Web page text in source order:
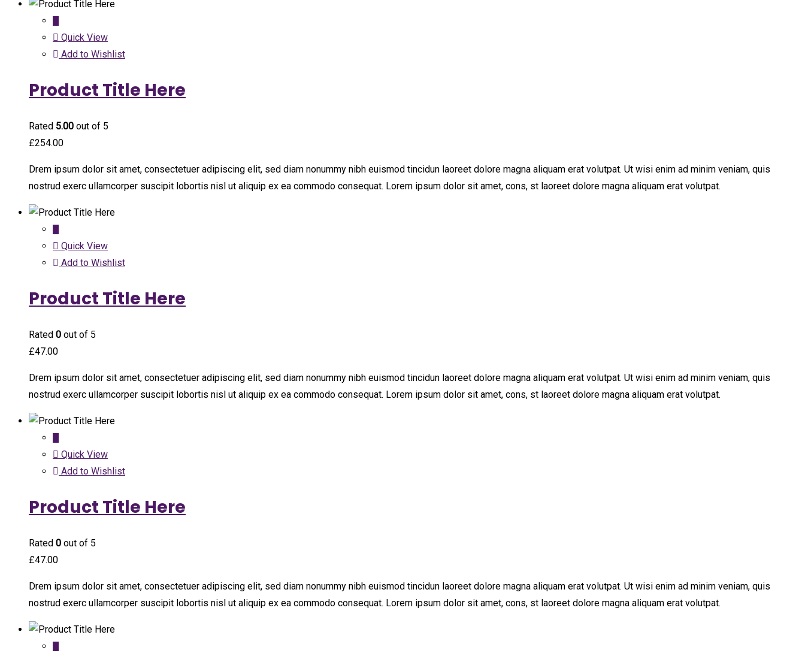
Quick View
Add to Wishlist
Product Title Here
Rated 5.00 out of 5
£254.00
Drem ipsum dolor sit amet, consectetuer adipiscing elit, sed diam nonummy nibh euismod tincidun laoreet dolore magna aliquam erat volutpat. Ut wisi enim ad minim veniam, quis
nostrud exerc ullamcorper suscipit lobortis nisl ut aliquip ex ea commodo consequat. Lorem ipsum dolor sit amet, cons, st laoreet dolore magna aliquam erat volutpat.
Quick View
Add to Wishlist
Product Title Here
Rated 0 out of 5
£47.00
Drem ipsum dolor sit amet, consectetuer adipiscing elit, sed diam nonummy nibh euismod tincidun laoreet dolore magna aliquam erat volutpat. Ut wisi enim ad minim veniam, quis
nostrud exerc ullamcorper suscipit lobortis nisl ut aliquip ex ea commodo consequat. Lorem ipsum dolor sit amet, cons, st laoreet dolore magna aliquam erat volutpat.
Quick View
Add to Wishlist
Product Title Here
Rated 0 out of 5
£47.00
Drem ipsum dolor sit amet, consectetuer adipiscing elit, sed diam nonummy nibh euismod tincidun laoreet dolore magna aliquam erat volutpat. Ut wisi enim ad minim veniam, quis
nostrud exerc ullamcorper suscipit lobortis nisl ut aliquip ex ea commodo consequat. Lorem ipsum dolor sit amet, cons, st laoreet dolore magna aliquam erat volutpat.